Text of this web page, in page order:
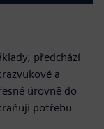
předchází
a
úrovně do
potřebu